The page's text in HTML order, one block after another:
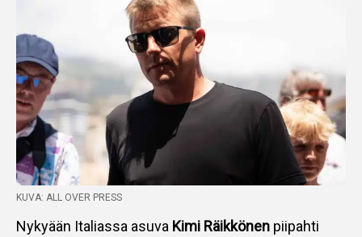
KUVA: ALL OVER PRESS
Nykyään Italiassa asuva Kimi Räikkönen piipahti